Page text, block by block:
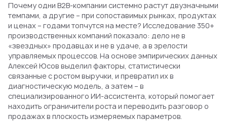
Почему одни B2B-компании системно растут двузначными
темпами, а другие – при сопоставимых рынках, продуктах
и ценах – годами топчутся на месте? Исследование 350+
производственных компаний показало: дело не в
«звездных» продавцах и не в удаче, а в зрелости
управляемых процессов. На основе эмпирических данных
Алексей Юсов выделил факторы, статистически
связанные с ростом выручки, и превратил их в
диагностическую модель, а затем – в
специализированного ИИ-ассистента, который помогает
находить ограничители роста и переводить разговор о
продажах в плоскость измеряемых параметров.